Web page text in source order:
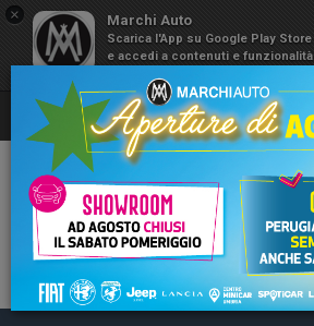
× Marchi Auto
Scarica l'App su Google Play Store
e accedi a contenuti e funzionalità